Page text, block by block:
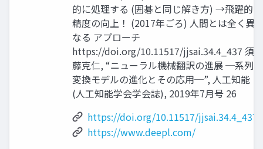
的に処理する (囲碁と同じ解き方) →飛躍的
精度の向上！ (2017年ごろ) 人間とは全く異
なる アプローチ
https://doi.org/10.11517/jjsai.34.4_437 須
藤克仁, “ニューラル機械翻訳の進展 ─系列
変換モデルの進化とその応用─”, 人工知能
(人工知能学会学会誌), 2019年7月号 26
https://doi.org/10.11517/jjsai.34.4_437
https://www.deepl.com/